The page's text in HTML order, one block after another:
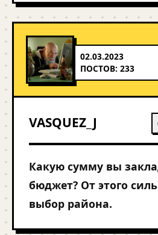
02.03.2023
ПОСТОВ: 233
VASQUEZ_J
Какую сумму вы
бюджет? От этого
выбор района.